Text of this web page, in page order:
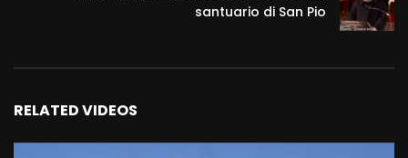
santuario di San Pio
RELATED VIDEOS